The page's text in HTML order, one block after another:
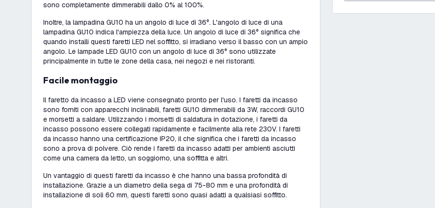
sono completamente dimmerabili dallo 0% al 100%.
Inoltre, la lampadina GU10 ha un angolo di luce di 36°. L'angolo di luce di una
lampadina GU10 indica l'ampiezza della luce. Un angolo di luce di 36° significa che
quando installi questi faretti LED nel soffitto, si irradiano verso il basso con un ampio
angolo. Le lampade LED GU10 con un angolo di luce di 36° sono utilizzate
principalmente in tutte le zone della casa, nei negozi e nei ristoranti.
Facile montaggio
Il faretto da incasso a LED viene consegnato pronto per l'uso. I faretti da incasso
sono forniti con apparecchi inclinabili, faretti GU10 dimmerabili da 3W, raccordi GU10
e morsetti a saldare. Utilizzando i morsetti di saldatura in dotazione, i faretti da
incasso possono essere collegati rapidamente e facilmente alla rete 230V. I faretti
da incasso hanno una certificazione IP20, il che significa che i faretti da incasso
sono a prova di polvere. Ciò rende i faretti da incasso adatti per ambienti asciutti
come una camera da letto, un soggiorno, una soffitta e altri.
Un vantaggio di questi faretti da incasso è che hanno una bassa profondità di
installazione. Grazie a un diametro della sega di 75-80 mm e una profondità di
installazione di soli 60 mm, questi faretti sono quasi adatti a qualsiasi soffitto.